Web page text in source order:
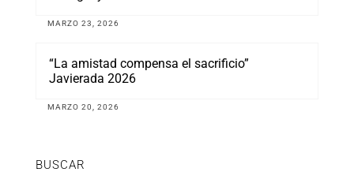
MARZO 23, 2026
“La amistad compensa el sacrificio”
Javierada 2026
MARZO 20, 2026
BUSCAR